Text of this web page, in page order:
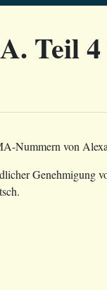
Teil
Nummern von
Genehmigung